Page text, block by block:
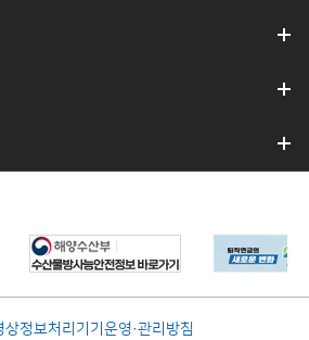
상정보처리기기운영·관리방침